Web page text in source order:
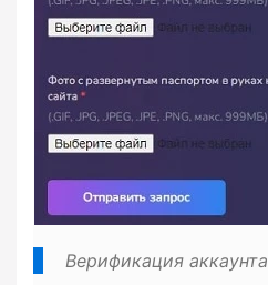
Верификация аккаунта